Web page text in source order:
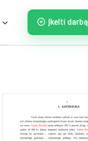
Įkelti darbą